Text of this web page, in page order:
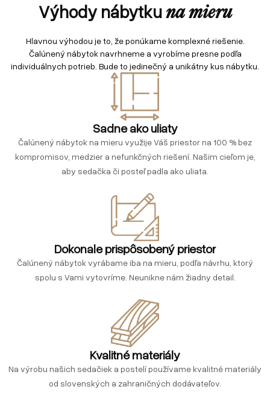
Výhody nábytkuna mieru
Hlavnou výhodou je to, že ponúkame komplexné riešenie.
Čalúnený nábytok navrhneme a vyrobíme presne podľa
individuálnych potrieb. Bude to jedinečný a unikátny kus nábytku.
Sadne ako uliaty
Čalúnený nábytok na mieru využije Váš priestor na 100 % bez
kompromisov, medzier a nefunkčných riešení. Našim cieľom je,
aby sedačka či posteľ padla ako uliata.
Dokonale prispôsobený priestor
Čalúnený nábytok vyrábame iba na mieru, podľa návrhu, ktorý
spolu s Vami vytovríme. Neunikne nám žiadny detail.
Kvalitné materiály
Na výrobu našich sedačiek a postelí používame kvalitné materiály
od slovenských a zahraničných dodávateľov.